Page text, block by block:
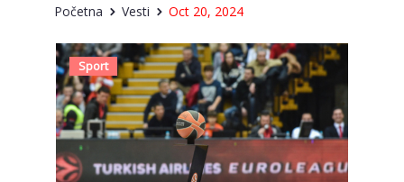
Početna Vesti Oct 20, 2024
Sport